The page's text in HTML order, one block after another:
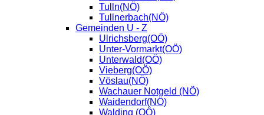
Tulln(NÖ)
Tullnerbach(NÖ)
Gemeinden U - Z
Ulrichsberg(OÖ)
Unter-Vormarkt(OÖ)
Unterwald(OÖ)
Vieberg(OÖ)
Vöslau(NÖ)
Wachauer Notgeld (NÖ)
Waidendorf(NÖ)
Walding (OÖ)